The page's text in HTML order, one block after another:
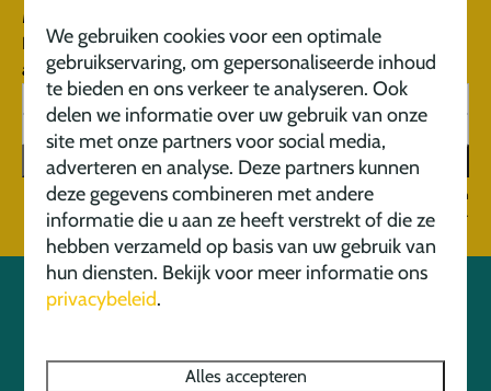
Meld u aan voor onze nieuwsbrief
En mis niets van onze laatste updates en
aanbiedingen
Aanmelden
Beveiligd door reCaptcha, privacybeleidenservicevoorwaarden
zijn van
toepassing.
Veilig betalen
We gebruiken cookies voor een optimale
gebruikservaring, om gepersonaliseerde inhoud
te bieden en ons verkeer te analyseren. Ook
delen we informatie over uw gebruik van onze
site met onze partners voor social media,
adverteren en analyse. Deze partners kunnen
deze gegevens combineren met andere
informatie die u aan ze heeft verstrekt of die ze
hebben verzameld op basis van uw gebruik van
hun diensten. Bekijk voor meer informatie ons
privacybeleid.
Alles accepteren